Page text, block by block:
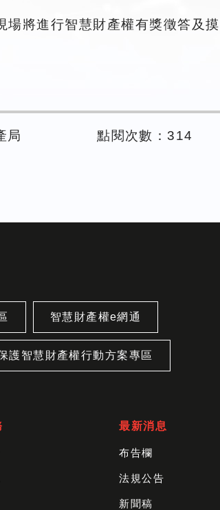
將進行智慧財產權有獎徵答及
局 點閱次數：314
智慧財產權e網通
護智慧財產權行動方案專區
最新消息
布告欄
法規公告
新聞稿